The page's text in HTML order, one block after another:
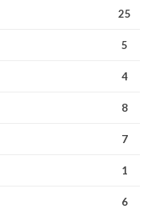
25
5
4
8
7
1
6